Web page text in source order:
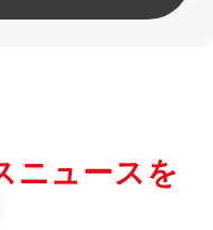
ニュースを